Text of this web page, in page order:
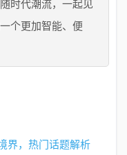
时代潮流，一起见
个更加智能、便